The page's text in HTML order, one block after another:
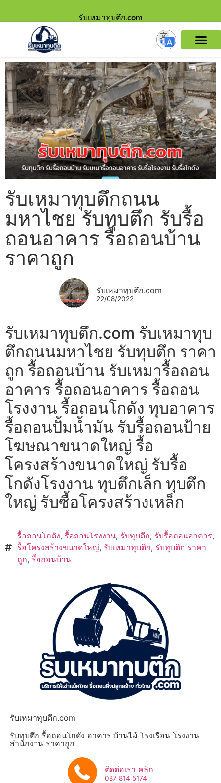
รับเหมาทุบตึก.com
รับเหมาทุบตึกถนน
มหาไชย รับทุบตึก รับรื้อ
ถอนอาคาร รื้อถอนบ้าน
ราคาถูก
รับเหมาทุบตึก.com
22/08/2022
รับเหมาทุบตึก.com รับเหมาทุบ
ตึกถนนมหาไชย รับทุบตึก ราคา
ถูก รื้อถอนบ้าน รับเหมารื้อถอน
อาคาร รื้อถอนอาคาร รื้อถอน
โรงงาน รื้อถอนโกดัง ทุบอาคาร
รื้อถอนปั้มน้ำมัน รับรื้อถอนป้าย
โฆษณาขนาดใหญ่ รื้อ
โครงสร้างขนาดใหญ่ รับรื้อ
โกดังโรงงาน ทุบตึกเล็ก ทุบตึก
ใหญ่ รับซื้อโครงสร้างเหล็ก
รื้อถอนโกดัง, รื้อถอนโรงงาน, รับทุบตึก, รับรื้อถอนอาคาร,
รื้อโครงสร้างขนาดใหญ่, รับเหมาทุบตึก, รับทุบตึก ราคา
ถูก, รื้อถอนบ้าน
รับเหมาทุบตึก.com
รับทุบตึก รื้อถอนโกดัง อาคาร บ้านไม้ โรงเรือน โรงงาน
สำนักงาน ราคาถูก
ติดต่อเรา คลิก
087 814 5174